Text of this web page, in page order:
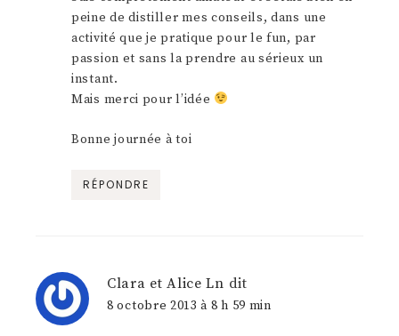
peine de distiller mes conseils, dans une
activité que je pratique pour le fun, par
passion et sans la prendre au sérieux un
instant.
Mais merci pour l’idée
Bonne journée à toi
RÉPONDRE
Clara et Alice Ln dit
8 octobre 2013 à 8 h 59 min